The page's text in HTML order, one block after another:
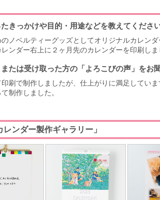
きっかけや目的・用途などを教えてください
ノベルティーグッズとしてオリジナルカレンダ
ンダー右上に２ヶ月先のカレンダーを印刷しま
たは受け取った方の「よろこびの声」をお
刷で制作しましたが、仕上がりに満足していま
制作しました。
ンダー製作ギャラリー」